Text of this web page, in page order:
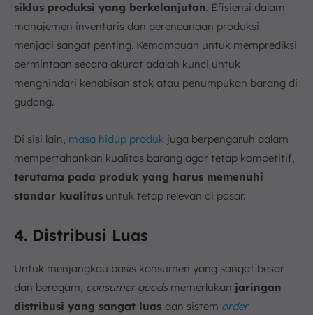
siklus produksi yang berkelanjutan. Efisiensi dalam
manajemen inventaris dan perencanaan produksi
menjadi sangat penting. Kemampuan untuk memprediksi
permintaan secara akurat adalah kunci untuk
menghindari kehabisan stok atau penumpukan barang di
gudang.
Di sisi lain, masa hidup produk juga berpengaruh dalam
mempertahankan kualitas barang agar tetap kompetitif,
terutama pada produk yang harus memenuhi
standar kualitas untuk tetap relevan di pasar.
4. Distribusi Luas
Untuk menjangkau basis konsumen yang sangat besar
dan beragam, consumer goodsmemerlukan jaringan
distribusi yang sangat luas dan sistem order